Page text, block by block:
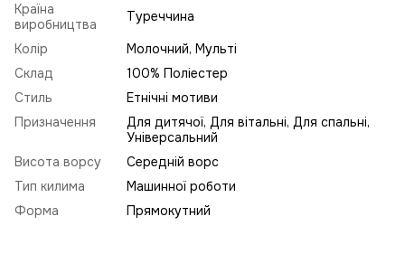
Країна
виробництва
Туреччина
Колір
Молочний, Мульті
Склад
100% Поліестер
Стиль
Етнічні мотиви
Призначення
Для дитячої, Для вітальні, Для спальні,
Універсальний
Висота ворсу
Середній ворс
Тип килима
Машинної роботи
Форма
Прямокутний